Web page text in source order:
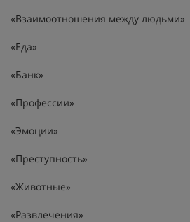
«Взаимоотношения между людьми»
«Еда»
«Банк»
«Профессии»
«Эмоции»
«Преступность»
«Животные»
«Развлечения»